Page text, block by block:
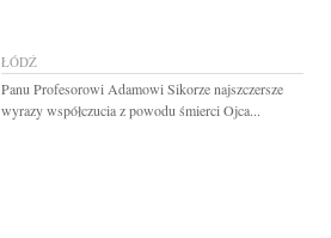
ŁÓDŹ
Panu Profesorowi Adamowi Sikorze najszczersze
wyrazy współczucia z powodu śmierci Ojca...